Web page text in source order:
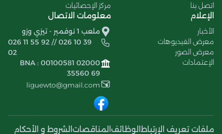
اتصل بنا
مركز الإحصائيات
الإعلام
الأخبار
معرض الفيديوهات
معرض الصور
الإعتمادات
معلومات الاتصال
ملعب 1 نوفمبر - تيزي وزو
026 11 55 92 // 026 10 39
02
BNA : 00100581 02000
35560 69
liguewto@gmail.com
ملفات تعريف الإرتباط الوظائف المناقصات الشروط و الأحكام